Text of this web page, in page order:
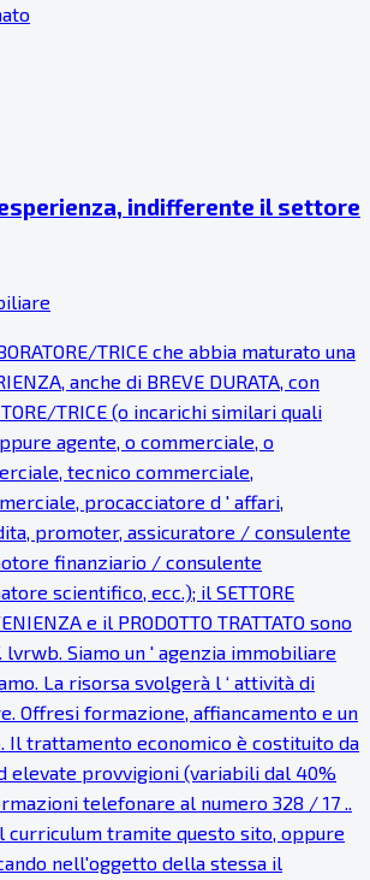
indifferente il settore
TRICE che abbia maturato una
anche di BREVE DURATA, con
TRICE (o incarichi similari quali
agente, o commerciale, o
tecnico commerciale,
procacciatore d ' affari,
promoter, assicuratore / consulente
finanziario / consulente
scientifico, ecc.); il SETTORE
e il PRODOTTO TRATTATO sono
lvrwb. Siamo un ' agenzia immobiliare
La risorsa svolgerà l ‘ attività di
Offresi formazione, affiancamento e un
Il trattamento economico è costituito da
elevate provvigioni (variabili dal 40%
telefonare al numero 328 / 17 ..
curriculum tramite questo sito, oppure
nell'oggetto della stessa il